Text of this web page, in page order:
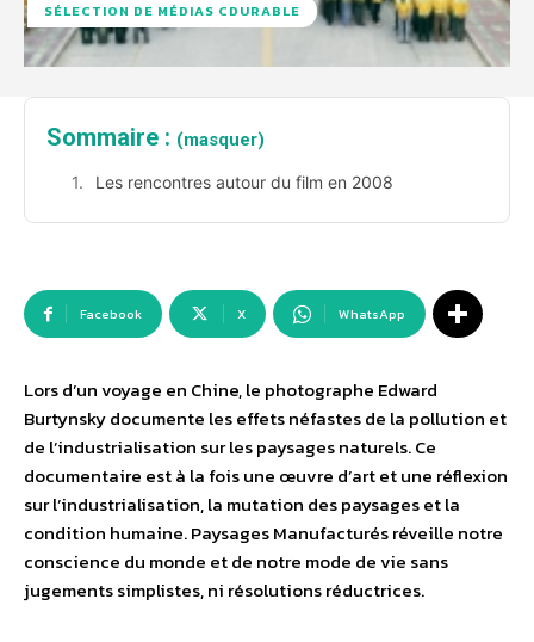
SÉLECTION DE MÉDIAS CDURABLE
Sommaire : (masquer)
Les rencontres autour du film en 2008
Facebook X WhatsApp
Lors d’un voyage en Chine, le photographe Edward
Burtynsky documente les effets néfastes de la pollution et
de l’industrialisation sur les paysages naturels. Ce
documentaire est à la fois une œuvre d’art et une réflexion
sur l’industrialisation, la mutation des paysages et la
condition humaine. Paysages Manufacturés réveille notre
conscience du monde et de notre mode de vie sans
jugements simplistes, ni résolutions réductrices.